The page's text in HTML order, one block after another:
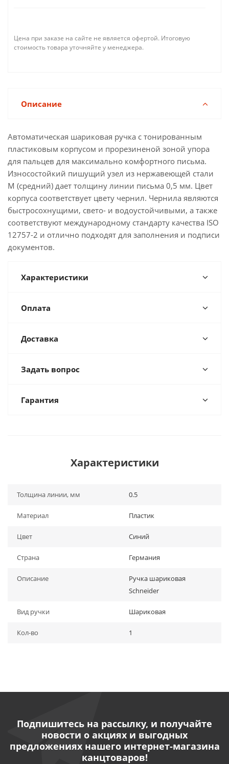
Цена при заказе на сайте не является офертой. Итоговую
стоимость товара уточняйте у менеджера.
Описание
Автоматическая шариковая ручка c тонированным
пластиковым корпусом и прорезиненой зоной упора
для пальцев для максимально комфортного письма.
Износостойкий пишущий узел из нержавеющей стали
M (средний) дает толщину линии письма 0,5 мм. Цвет
корпуса соответствует цвету чернил. Чернила являются
быстросохнущими, свето- и водоустойчивыми, а также
соответствуют международному стандарту качества ISO
12757-2 и отлично подходят для заполнения и подписи
документов.
Характеристики
Оплата
Доставка
Задать вопрос
Гарантия
Характеристики
Толщина линии, мм 0.5
Материал Пластик
Цвет Синий
Страна Германия
Описание
Ручка шариковая
Schneider
Вид ручки Шариковая
Кол-во 1
Подпишитесь на рассылку, и получайте
новости о акциях и выгодных
предложениях нашего интернет-магазина
канцтоваров!